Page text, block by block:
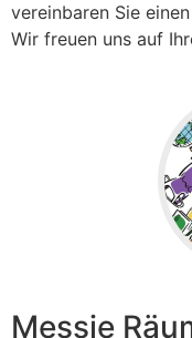
vereinbaren Sie
Wir freuen uns auf
Messie